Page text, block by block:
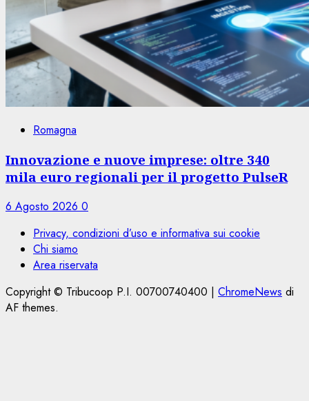
Romagna
Innovazione e nuove imprese: oltre 340
mila euro regionali per il progetto PulseR
6 Agosto 2026 0
Privacy, condizioni d’uso e informativa sui cookie
Chi siamo
Area riservata
Copyright © Tribucoop P.I. 00700740400 | ChromeNews di
AF themes.